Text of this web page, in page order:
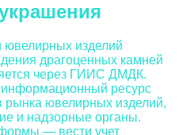
ювелирных изделий
драгоценных камней
через ГИИС ДМДК.
информационный ресурс
рынка ювелирных изделий,
и надзорные органы.
— вести учет